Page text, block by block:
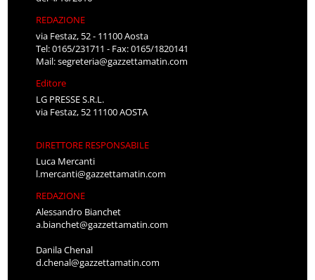
REDAZIONE
via Festaz, 52 - 11100 Aosta
Tel: 0165/231711 - Fax: 0165/1820141
Mail:segreteria@gazzettamatin.com
Editore
LG PRESSE S.R.L.
via Festaz, 52 11100 AOSTA
DIRETTORE RESPONSABILE
Luca Mercanti
l.mercanti@gazzettamatin.com
REDAZIONE
Alessandro Bianchet
a.bianchet@gazzettamatin.com
Danila Chenal
d.chenal@gazzettamatin.com